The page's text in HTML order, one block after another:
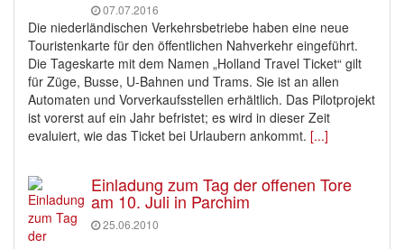
07.07.2016
Die niederländischen Verkehrsbetriebe haben eine neue
Touristenkarte für den öffentlichen Nahverkehr eingeführt.
Die Tageskarte mit dem Namen „Holland Travel Ticket“ gilt
für Züge, Busse, U-Bahnen und Trams. Sie ist an allen
Automaten und Vorverkaufsstellen erhältlich. Das Pilotprojekt
ist vorerst auf ein Jahr befristet; es wird in dieser Zeit
evaluiert, wie das Ticket bei Urlaubern ankommt. [...]
Einladung zum Tag der offenen Tore
am 10. Juli in Parchim
25.06.2010